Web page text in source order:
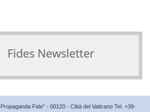
Fide” - 00120 - Città del Vaticano Tel. +39-